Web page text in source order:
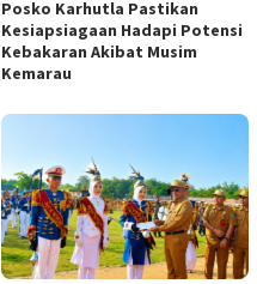
Posko Karhutla Pastikan
Kesiapsiagaan Hadapi Potensi
Kebakaran Akibat Musim
Kemarau